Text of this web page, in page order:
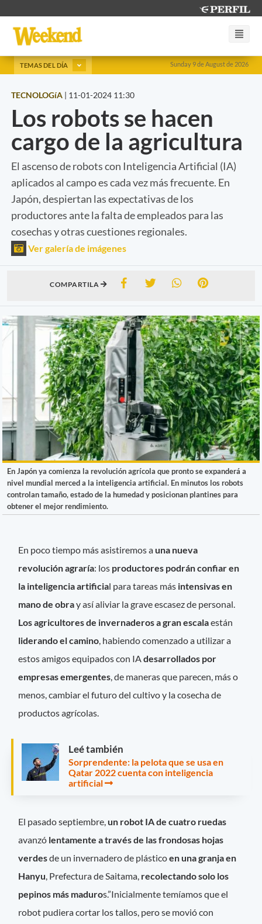
Sunday 9 de August de 2026
TEMAS DEL DÍA
TECNOLOGíA | 11-01-2024 11:30
Los robots se hacen
cargo de la agricultura
El ascenso de robots con Inteligencia Artificial (IA)
aplicados al campo es cada vez más frecuente. En
Japón, despiertan las expectativas de los
productores ante la falta de empleados para las
cosechas y otras cuestiones regionales.
Ver galería de imágenes
COMPARTILA
En Japón ya comienza la revolución agrícola que pronto se expanderá a
nivel mundial merced a la inteligencia artificial. En minutos los robots
controlan tamaño, estado de la humedad y posicionan plantines para
obtener el mejor rendimiento.
En poco tiempo más asistiremos a una nueva
revolución agraría: los productores podrán confiar en
la inteligencia artificial para tareas más intensivas en
mano de obray así aliviar la grave escasez de personal.
Los agricultores de invernaderos a gran escalaestán
liderando el camino , habiendo comenzado a utilizar a
estos amigos equipados con IAdesarrollados por
empresas emergentes , de maneras que parecen, más o
menos, cambiar el futuro del cultivo y la cosecha de
productos agrícolas.
Leé también
Sorprendente: la pelota que se usa en
Qatar 2022 cuenta con inteligencia
artificial
El pasado septiembre, un robot IA de cuatro ruedas
avanzó lentamente a través de las frondosas hojas
verdesde un invernadero de plásticoen una granja en
Hanyu, Prefectura de Saitama, recolectando solo los
pepinos más maduros.”Inicialmente temíamos que el
robot pudiera cortar los tallos, pero se movió con